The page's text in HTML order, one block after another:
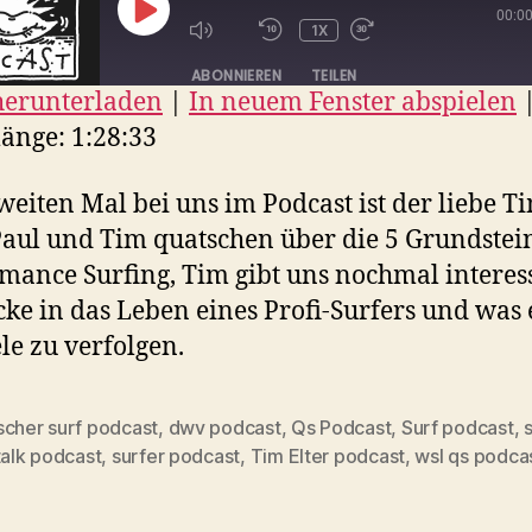
PLAY
EPISODE
1X
00:00
ABONNIEREN TEILEN
In neuem Fenster abspielen
1:28:33
Mal bei uns im Podcast ist der liebe
und Tim quatschen über die 5
Surfing, Tim gibt uns nochmal
in das Leben eines Profi-Surfers und was
zu verfolgen.
surf podcast, dwv podcast, Qs Podcast, Surf podcast,
podcast, surfer podcast, Tim Elter podcast,wsl qs